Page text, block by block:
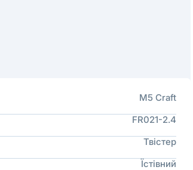
M5 Craft
FR021-2.4
Твістер
Їстівний